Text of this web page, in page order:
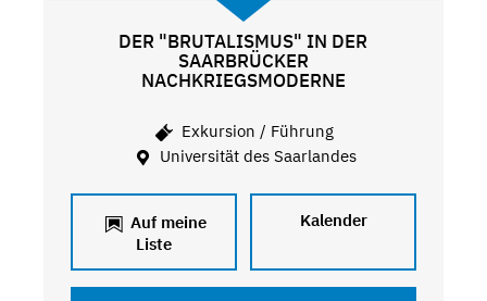
DER "BRUTALISMUS" IN DER
SAARBRÜCKER
NACHKRIEGSMODERNE
Exkursion / Führung
Universität des Saarlandes
Auf meine
Liste
Kalender